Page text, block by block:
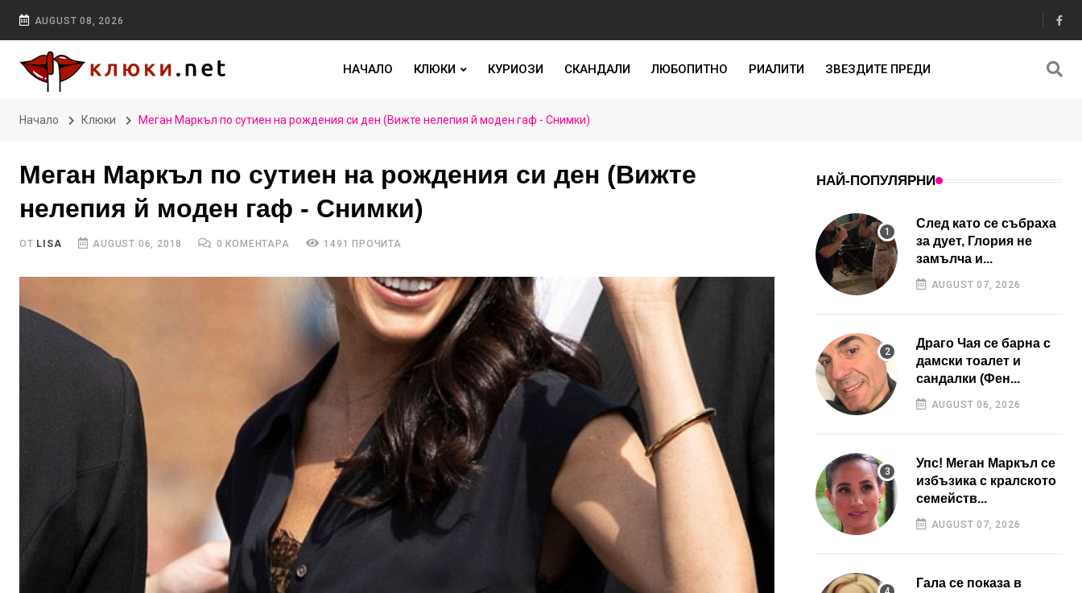
AUGUST 08, 2026
НАЧАЛО КЛЮКИ КУРИОЗИ СКАНДАЛИ ЛЮБОПИТНО РИАЛИТИ ЗВЕЗДИТЕ ПРЕДИ
Начало Клюки Меган Маркъл по сутиен на рождения си ден (Вижте нелепия й моден гаф - Снимки)
Меган Маркъл по сутиен на рождения си ден (Вижте
нелепия й моден гаф - Снимки)
ОТ LISA AUGUST 06, 2018 0 КОМЕНТАРА 1491 ПРОЧИТА
НАЙ-ПОПУЛЯРНИ
След като се събраха
за дует, Глория не
замълча и...
AUGUST 07, 2026
Драго Чая се барна с
дамски тоалет и
сандалки (Фен...
AUGUST 06, 2026
Упс! Меган Маркъл се
избъзика с кралското
семейств...
AUGUST 07, 2026
Гала се показа в